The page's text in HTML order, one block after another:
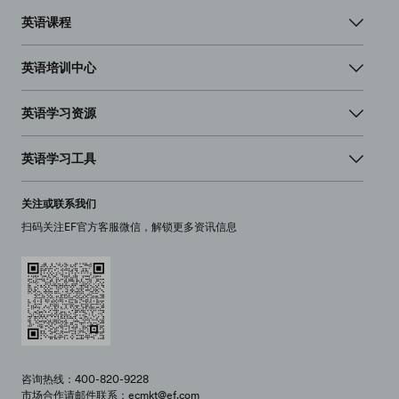
英语课程
英语培训中心
英语学习资源
英语学习工具
关注或联系我们
扫码关注EF官方客服微信，解锁更多资讯信息
咨询热线：400-820-9228
市场合作请邮件联系：ecmkt@ef.com